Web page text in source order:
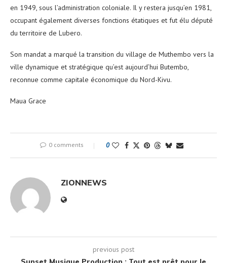
en 1949, sous l’administration coloniale. Il y restera jusqu’en 1981,
occupant également diverses fonctions étatiques et fut élu député
du territoire de Lubero.
Son mandat a marqué la transition du village de Muthembo vers la
ville dynamique et stratégique qu’est aujourd’hui Butembo,
reconnue comme capitale économique du Nord-Kivu.
Maua Grace
0 comments 0
ZIONNEWS
previous post